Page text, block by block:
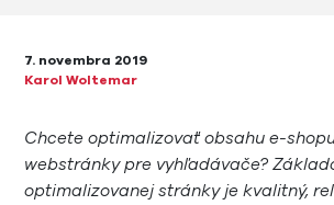
7. novembra 2019
Karol Woltemar
Chcete optimalizovať obsahu e-
webstránky pre vyhľadávače?
optimalizovanej stránky je kvalitný,